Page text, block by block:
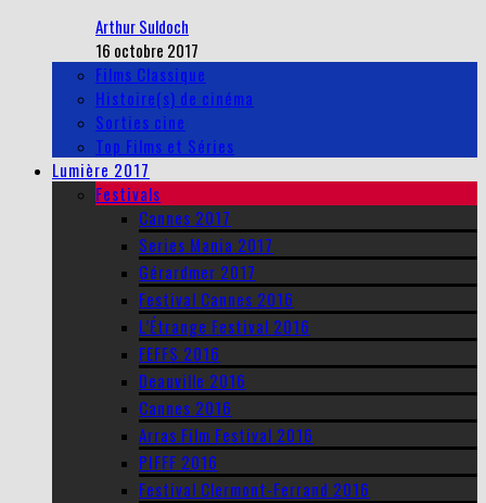
Arthur Suldoch
16 octobre 2017
Films Classique
Histoire(s) de cinéma
Sorties cine
Top Films et Séries
Lumière 2017
Festivals
Cannes 2017
Series Mania 2017
Gérardmer 2017
Festival Cannes 2016
L’Étrange Festival 2016
FEFFS 2016
Deauville 2016
Cannes 2016
Arras Film Festival 2016
PIFFF 2016
Festival Clermont-Ferrand 2016